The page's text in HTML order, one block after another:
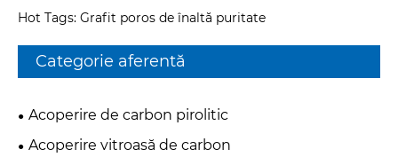
Hot Tags: Grafit poros de înaltă puritate
Categorie aferentă
Acoperire de carbon pirolitic
Acoperire vitroasă de carbon